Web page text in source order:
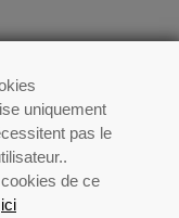
uniquement
pas le
de ce
ici